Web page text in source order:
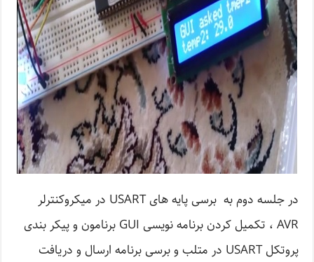
در جلسه دوم به برسی پایه های USART در میکروکنترلر
AVR ، تکمیل کردن برنامه نویسی GUI برنامون و پیکر بندی
پروتکل USART در متلب و برسی برنامه ارسال و دریافت